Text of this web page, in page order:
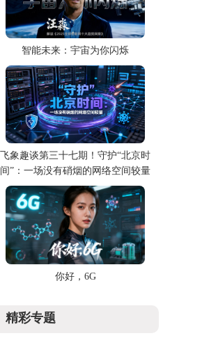
智能未来：宇宙为你闪烁
飞象趣谈第三十七期！守护“北京时
间”：一场没有硝烟的网络空间较量
你好，6G
精彩专题